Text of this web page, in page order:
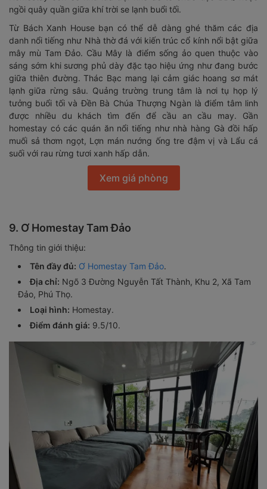
ngồi quây quần giữa khí trời se lạnh buổi tối.
Từ Bách Xanh House bạn có thể dễ dàng ghé thăm các địa
danh nổi tiếng như Nhà thờ đá với kiến trúc cổ kính nổi bật giữa
mây mù Tam Đảo. Cầu Mây là điểm sống ảo quen thuộc vào
sáng sớm khi sương phủ dày đặc tạo hiệu ứng như đang bước
giữa thiên đường. Thác Bạc mang lại cảm giác hoang sơ mát
lạnh giữa rừng sâu. Quảng trường trung tâm là nơi tụ họp lý
tưởng buổi tối và Đền Bà Chúa Thượng Ngàn là điểm tâm linh
được nhiều du khách tìm đến để cầu an cầu may. Gần
homestay có các quán ăn nổi tiếng như nhà hàng Gà đồi hấp
muối sả thơm ngọt, Lợn mán nướng ống tre đậm vị và Lẩu cá
suối với rau rừng tươi xanh hấp dẫn.
Xem giá phòng
9. Ơ Homestay Tam Đảo
Thông tin giới thiệu:
Tên đầy đủ: Ơ Homestay Tam Đảo.
Địa chỉ: Ngõ 3 Đường Nguyễn Tất Thành, Khu 2, Xã Tam
Đảo, Phú Thọ.
Loại hình: Homestay.
Điểm đánh giá: 9.5/10.